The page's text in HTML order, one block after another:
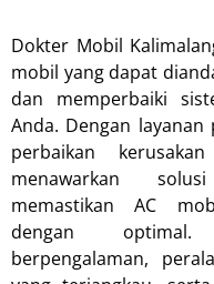
Dokter Mobil
mobil yang dapat
dan memperbaiki
Anda. Dengan
perbaikan
menawarkan
memastikan AC
dengan
berpengalaman,